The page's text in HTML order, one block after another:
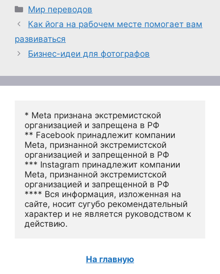
Рубрики
Мир переводов
Как йога на рабочем месте помогает вам
развиваться
Бизнес-идеи для фотографов
* Meta признана экстремистской
организацией и запрещена в РФ
** Facebook принадлежит компании
Meta, признанной экстремистской
организацией и запрещенной в РФ
*** Instagram принадлежит компании
Meta, признанной экстремистской
организацией и запрещенной в РФ
**** Вся информация, изложенная на
сайте, носит сугубо рекомендательный
характер и не является руководством к
действию.
На главную